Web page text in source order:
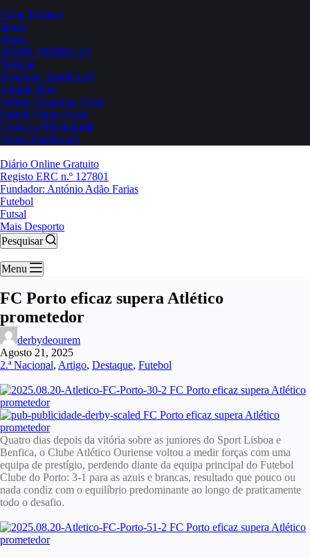
Ficha Técnica
Home
Home
HOME DERBY 2.0
Notícias
Organizer Dashboard
Sample Page
Submit Organizer Form
Submit Venue Form
Termos e Privacidade
Venue Dashboard
Diário Online Gratuito
Registo ERC n.º 127801
Fundador: António Adão Farias
Futebol
Futsal
Mais Desporto
Pesquisar
Menu
FC Porto eficaz supera Atlético
prometedor
derbydeourem
Agosto 21, 2025
2.ª Nacional, Artigo, Destaque, Futebol
Quatro dias depois da vitória sobre as juniores do Sport Lisboa e
Benfica, o Clube Atlético Ouriense voltou a medir forças com uma
equipa de prestígio, perdendo diante da equipa principal do Futebol
Clube do Porto: 3-1 para as azuis e brancas, resultado que pouco ou
nada condiz com o equilíbrio predominante ao longo de praticamente
todo o desafio.